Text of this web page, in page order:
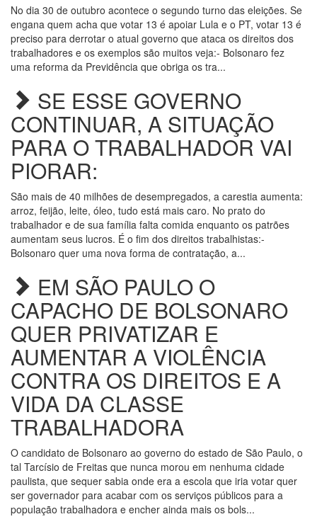
No dia 30 de outubro acontece o segundo turno das eleições. Se
engana quem acha que votar 13 é apoiar Lula e o PT, votar 13 é
preciso para derrotar o atual governo que ataca os direitos dos
trabalhadores e os exemplos são muitos veja:- Bolsonaro fez
uma reforma da Previdência que obriga os tra...
SE ESSE GOVERNO
CONTINUAR, A SITUAÇÃO
PARA O TRABALHADOR VAI
PIORAR:
São mais de 40 milhões de desempregados, a carestia aumenta:
arroz, feijão, leite, óleo, tudo está mais caro. No prato do
trabalhador e de sua família falta comida enquanto os patrões
aumentam seus lucros. É o fim dos direitos trabalhistas:-
Bolsonaro quer uma nova forma de contratação, a...
EM SÃO PAULO O
CAPACHO DE BOLSONARO
QUER PRIVATIZAR E
AUMENTAR A VIOLÊNCIA
CONTRA OS DIREITOS E A
VIDA DA CLASSE
TRABALHADORA
O candidato de Bolsonaro ao governo do estado de São Paulo, o
tal Tarcísio de Freitas que nunca morou em nenhuma cidade
paulista, que sequer sabia onde era a escola que iria votar quer
ser governador para acabar com os serviços públicos para a
população trabalhadora e encher ainda mais os bols...